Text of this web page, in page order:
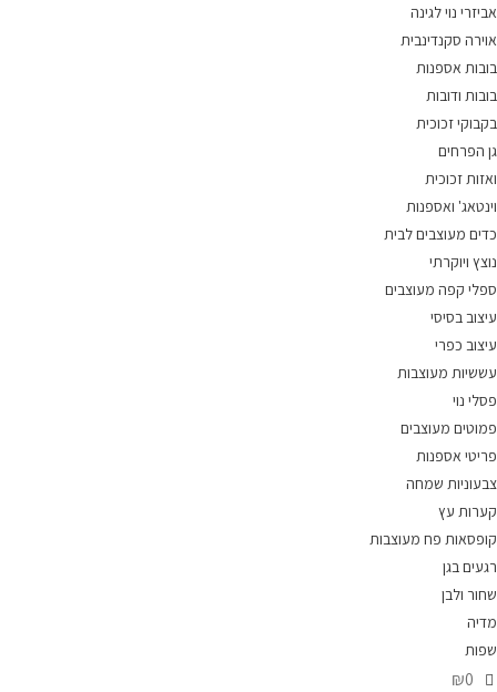
אביזרי נוי לגינה
אוירה סקנדינבית
בובות אספנות
בובות ודובות
בקבוקי זכוכית
גן הפרחים
ואזות זכוכית
וינטאג' ואספנות
כדים מעוצבים לבית
נוצץ ויוקרתי
ספלי קפה מעוצבים
עיצוב בסיסי
עיצוב כפרי
עששיות מעוצבות
פסלי נוי
פמוטים מעוצבים
פריטי אספנות
צבעוניות שמחה
קערות עץ
קופסאות פח מעוצבות
רגעים בגן
שחור ולבן
מדיה
שפות
₪0